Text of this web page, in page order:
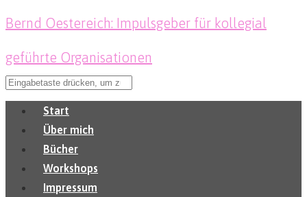
Bernd Oestereich: Impulsgeber für kollegial
geführte Organisationen
Start
Über mich
Bücher
Workshops
Impressum